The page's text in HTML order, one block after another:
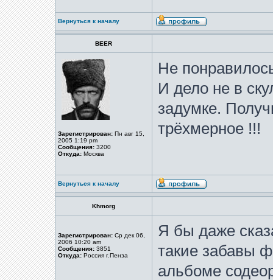
Вернуться к началу
BEER
Зарегистрирован: Пн авг 15,
2005 1:19 pm
Сообщения: 3200
Откуда: Москва
Не
И дело не в
задумке.
трёхмерное !!!
Вернуться к началу
Khmorg
Зарегистрирован: Ср дек 06,
2006 10:20 am
Сообщения: 3851
Откуда: Россия г.Пенза
Я бы даже
такие забавы
альбоме